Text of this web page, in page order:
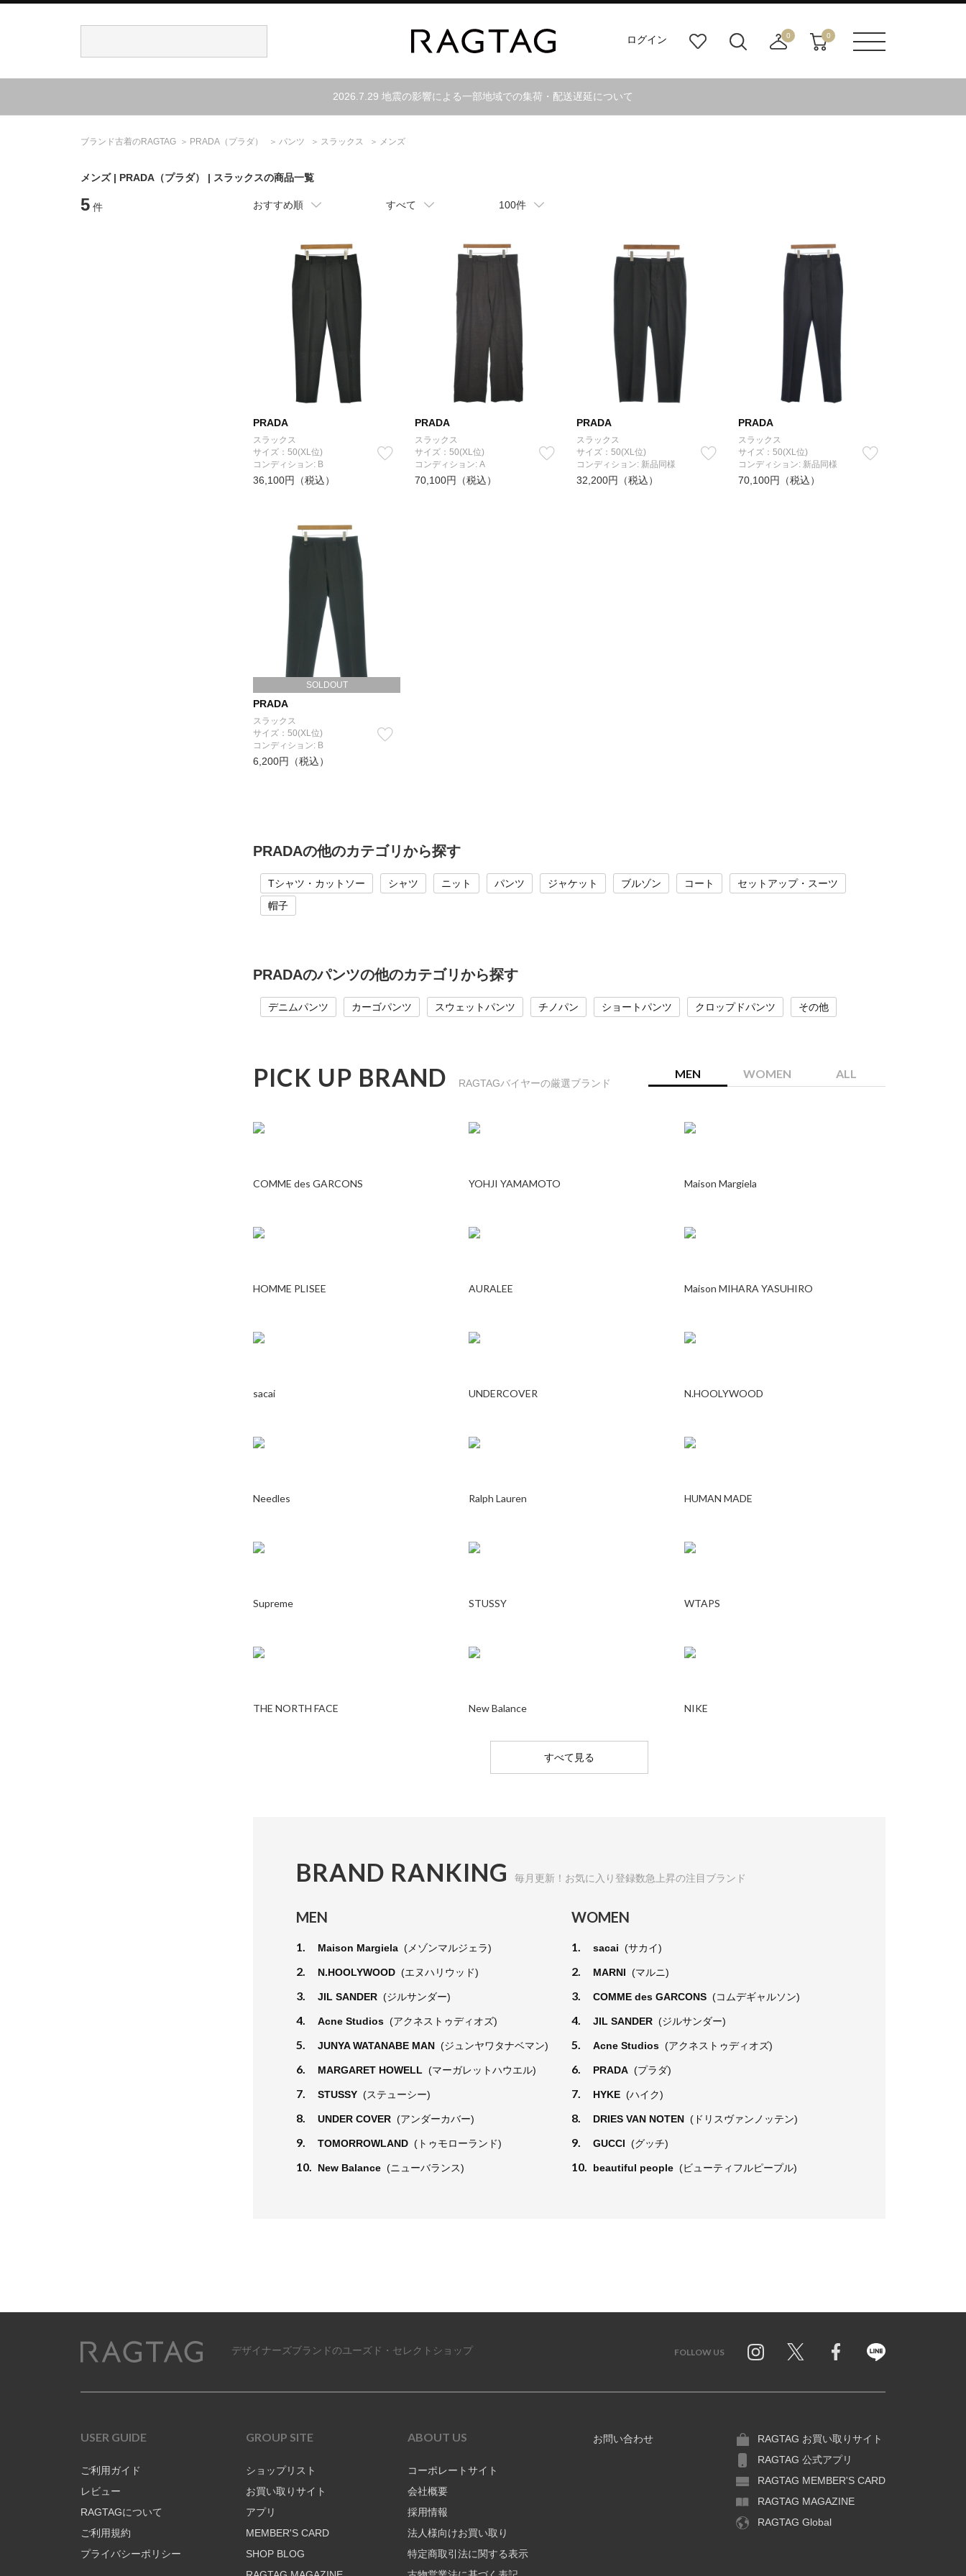
ログイン
り
ダ
0
寄
0
2026.7.29 地震の影響による一部地域での集荷・配送遅延について
ブランド古着のRAGTAG PRADA （プラダ） パンツ スラックス メンズ
メンズ | PRADA （プラダ） | スラックスの商品一覧
5 件 おすすめ順 すべて 100件
PRADA
スラックス
サイズ：50(XL位)
コンディション: B
36,100円（税込）
PRADA
スラックス
サイズ：50(XL位)
コンディション: A
70,100円（税込）
PRADA
スラックス
サイズ：50(XL位)
コンディション: 新品同様
32,200円（税込）
PRADA
スラックス
サイズ：50(XL位)
コンディション: 新品同様
70,100円（税込）
SOLDOUT
PRADA
スラックス
サイズ：50(XL位)
コンディション: B
6,200円（税込）
PRADAの他のカテゴリから探す
Tシャツ・カットソー シャツ ニット パンツ ジャケット ブルゾン コート
セットアップ・スーツ
帽子
PRADAのパンツの他のカテゴリから探す
デニムパンツ カーゴパンツ スウェットパンツ チノパン ショートパンツ クロップドパンツ その他
PICK UP BRAND RAGTAGバイヤーの厳選ブランド
MEN WOMEN ALL
COMME des GARCONS YOHJI YAMAMOTO Maison Margiela
HOMME PLISEE AURALEE Maison MIHARA YASUHIRO
sacai UNDERCOVER N.HOOLYWOOD
Needles Ralph Lauren HUMAN MADE
Supreme STUSSY WTAPS
THE NORTH FACE New Balance NIKE
すべて見る
BRAND RANKING 毎月更新！お気に入り登録数急上昇の注目ブランド
MEN
1. Maison Margiela (メゾンマルジェラ)
2. N.HOOLYWOOD (エヌハリウッド)
3. JIL SANDER (ジルサンダー)
4. Acne Studios (アクネストゥディオズ)
5. JUNYA WATANABE MAN (ジュンヤワタナベマン)
6. MARGARET HOWELL (マーガレットハウエル)
7. STUSSY (ステューシー)
8. UNDER COVER (アンダーカバー)
9. TOMORROWLAND (トゥモローランド)
10. New Balance (ニューバランス)
WOMEN
1. sacai (サカイ)
2. MARNI (マルニ)
3. COMME des GARCONS (コムデギャルソン)
4. JIL SANDER (ジルサンダー)
5. Acne Studios (アクネストゥディオズ)
6. PRADA (プラダ)
7. HYKE (ハイク)
8. DRIES VAN NOTEN (ドリスヴァンノッテン)
9. GUCCI (グッチ)
10. beautiful people (ビューティフルピープル)
デザイナーズブランドのユーズド・セレクトショップ FOLLOW US
USER GUIDE
ご利用ガイド
レビュー
RAGTAGについて
ご利用規約
プライバシーポリシー
GROUP SITE
ショップリスト
お買い取りサイト
アプリ
MEMBER'S CARD
SHOP BLOG
ABOUT US
コーポレートサイト
会社概要
採用情報
法人様向けお買い取り
特定商取引法に関する表示
お問い合わせ
RAGTAG お買い取りサイト
RAGTAG 公式アプリ
RAGTAG MEMBER'S CARD
RAGTAG MAGAZINE
RAGTAG Global